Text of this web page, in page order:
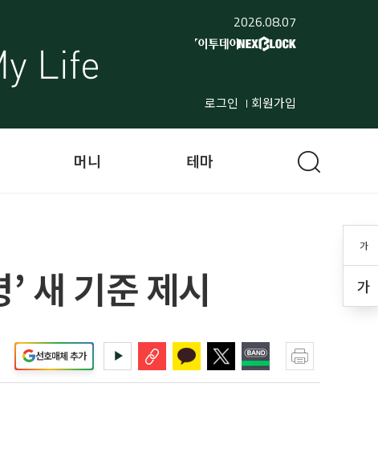
2026.08.07
로그인 회원가입
가
가
머니 테마
새 기준 제시
선호매체 추가